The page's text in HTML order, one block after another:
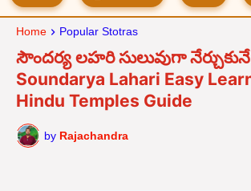
Home Popular Stotras
సౌందర్య లహరి సులువుగా
Soundarya Lahari Easy
Hindu Temples Guide
by Rajachandra